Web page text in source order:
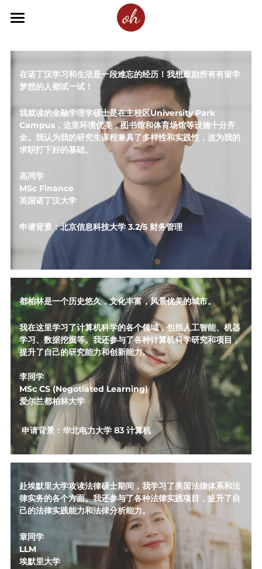
服务
OFFERHOLDERS STORIES学员故事
联系方式
联系我们
在诺丁汉学习和生活是一段难忘的经历！我想鼓励所有有留学
梦想的人都试一试！
我就读的金融学理学硕士是在主校区University Park
Campus，这里环境优美，图书馆和体育场馆等设施十分齐
全。我认为我的研究生课程兼具了多样性和实践性，这为我的
求职打下好的基础。
高同学
MSc Finance
英国诺丁汉大学
申请背景：北京信息科技大学 3.2/5 财务管理
都柏林是一个历史悠久，文化丰富，风景优美的城市。
我在这里学习了计算机科学的各个领域，包括人工智能、机器
学习、数据挖掘等。我还参与了各种计算机科学研究和项目，
提升了自己的研究能力和创新能力。
李同学
MSc CS (Negotiated Learning)
爱尔兰都柏林大学
申请背景：华北电力大学 83 计算机
赴埃默里大学攻读法律硕士期间，我学习了美国法律体系和法
律实务的各个方面。我还参与了各种法律实践项目，提升了自
己的法律实践能力和法律分析能力。
章同学
LLM
埃默里大学